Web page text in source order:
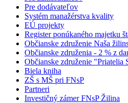
Pre dodávateľov
Systém manažérstva kvality
EÚ projekty
Register ponúkaného majetku
Občianske združenie Naša
Občianske združenia - 2 % z
Občianske združenie "Priatelia
Biela kniha
ZŠ s MŠ pri FNsP
Partneri
Investičný zámer FNsP Žilina